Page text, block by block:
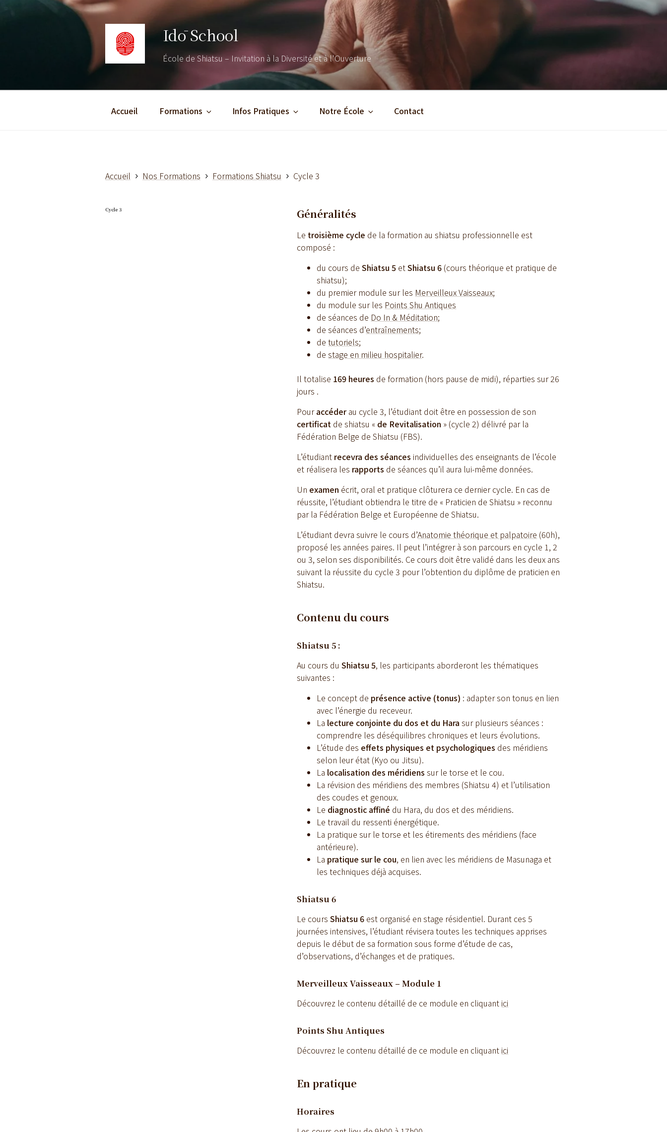
Idō School
École de Shiatsu – Invitation à la Diversité et à l'Ouverture
Accueil Formations Infos Pratiques Notre École Contact
Accueil Nos Formations Formations Shiatsu Cycle 3
Cycle 3 Généralités
Le troisième cycle de la formation au shiatsu professionnelle est
composé :
du cours deShiatsu 5 etShiatsu 6 (cours théorique et pratique de
shiatsu);
du premier module sur les Merveilleux Vaisseaux;
du module sur les Points Shu Antiques
de séances de Do In & Méditation;
de séances d’entraînements;
detutoriels;
destage en milieu hospitalier.
Il totalise 169 heures de formation (hors pause de midi), réparties sur 26
jours .
Pouraccéderau cycle 3, l’étudiant doit être en possession de son
certificat de shiatsu « de Revitalisation » (cycle 2) délivré par la
Fédération Belge de Shiatsu (FBS).
L’étudiant recevra des séances individuelles des enseignants de l’école
et réalisera les rapports de séances qu’il aura lui-même données.
Un examen écrit, oral et pratique clôturera ce dernier cycle. En cas de
réussite, l’étudiant obtiendra le titre de « Praticien de Shiatsu » reconnu
par la Fédération Belge et Européenne de Shiatsu.
L’étudiant devra suivre le cours d’Anatomie théorique et palpatoire (60h),
proposé les années paires. Il peut l’intégrer à son parcours en cycle 1, 2
ou 3, selon ses disponibilités. Ce cours doit être validé dans les deux ans
suivant la réussite du cycle 3 pour l’obtention du diplôme de praticien en
Shiatsu.
Contenu du cours
Shiatsu 5 :
Au cours duShiatsu 5, les participants aborderont les thématiques
suivantes :
Le concept de présence active (tonus) : adapter son tonus en lien
avec l’énergie du receveur.
La lecture conjointe du dos et du Harasur plusieurs séances :
comprendre les déséquilibres chroniques et leurs évolutions.
L’étude des effets physiques et psychologiques des méridiens
selon leur état (Kyo ou Jitsu).
La localisation des méridienssur le torse et le cou.
La révision des méridiens des membres (Shiatsu 4) et l’utilisation
des coudes et genoux.
Le diagnostic affiné du Hara, du dos et des méridiens.
Le travail du ressenti énergétique.
La pratique sur le torse et les étirements des méridiens (face
antérieure).
La pratique sur le cou, en lien avec les méridiens de Masunaga et
les techniques déjà acquises.
Shiatsu 6
Le coursShiatsu 6 est organisé en stage résidentiel. Durant ces 5
journées intensives, l’étudiant révisera toutes les techniques apprises
depuis le début de sa formation sous forme d’étude de cas,
d’observations, d’échanges et de pratiques.
Merveilleux Vaisseaux – Module 1
Découvrez le contenu détaillé de ce module en cliquant ici
Points Shu Antiques
Découvrez le contenu détaillé de ce module en cliquant ici
En pratique
Horaires